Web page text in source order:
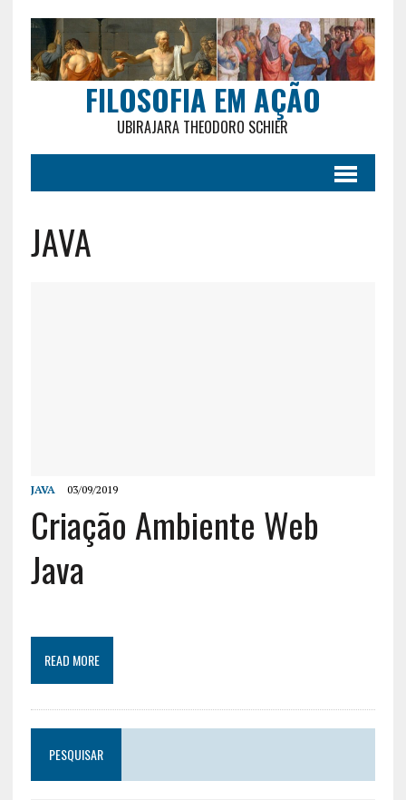
FILOSOFIA EM AÇÃO
UBIRAJARA THEODORO SCHIER
JAVA
JAVA 03/09/2019
Criação Ambiente Web
Java
READ MORE
PESQUISAR